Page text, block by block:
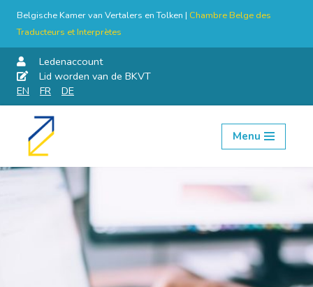
Belgische Kamer van Vertalers en Tolken | Chambre Belge des
Traducteurs et Interprètes
Ledenaccount
Lid worden van de BKVT
EN
FR DE
Skip
Menu